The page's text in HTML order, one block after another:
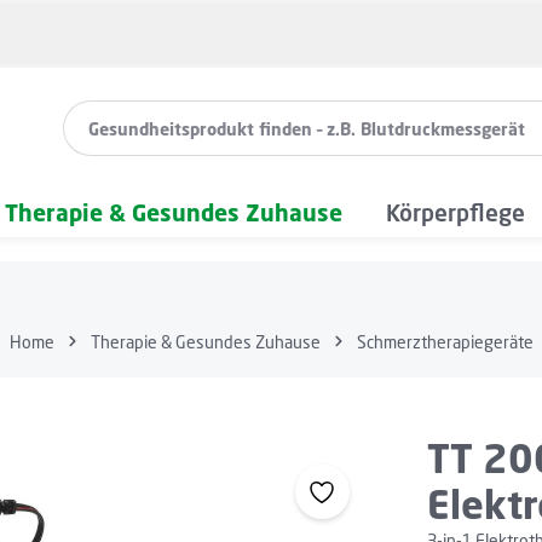
Therapie & Gesundes Zuhause Körperpflege
Home Therapie & Gesundes Zuhause Schmerztherapiegeräte
TT